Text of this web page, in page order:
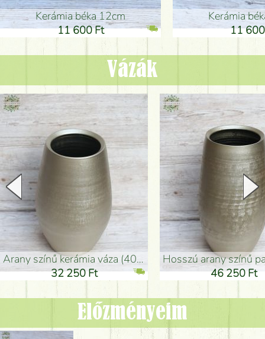
Kerámia béka 12cm
11 600 Ft
Kerámia
11
Vázák
arany színű kerámia váza (40x26cm)
32 250 Ft
hosszú arany színű
46 250 Ft
Előzményeim